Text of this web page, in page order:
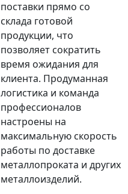
поставки прямо со
склада готовой
продукции, что
позволяет сократить
время ожидания для
клиента. Продуманная
логистика и команда
профессионалов
настроены на
максимальную скорость
работы по доставке
металлопроката и других
металлоизделий.